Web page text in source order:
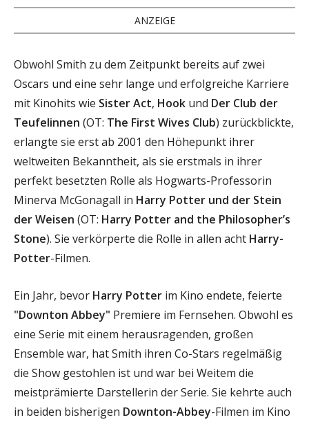
ANZEIGE
Obwohl Smith zu dem Zeitpunkt bereits auf zwei
Oscars und eine sehr lange und erfolgreiche Karriere
mit Kinohits wie Sister Act, Hook und Der Club der
Teufelinnen (OT: The First Wives Club) zurückblickte,
erlangte sie erst ab 2001 den Höhepunkt ihrer
weltweiten Bekanntheit, als sie erstmals in ihrer
perfekt besetzten Rolle als Hogwarts-Professorin
Minerva McGonagall in Harry Potter und der Stein
der Weisen (OT: Harry Potter and the Philosopher’s
Stone). Sie verkörperte die Rolle in allen acht Harry-
Potter-Filmen.
Ein Jahr, bevor Harry Potter im Kino endete, feierte
"Downton Abbey" Premiere im Fernsehen. Obwohl es
eine Serie mit einem herausragenden, großen
Ensemble war, hat Smith ihren Co-Stars regelmäßig
die Show gestohlen ist und war bei Weitem die
meistprämierte Darstellerin der Serie. Sie kehrte auch
in beiden bisherigen Downton-Abbey-Filmen im Kino